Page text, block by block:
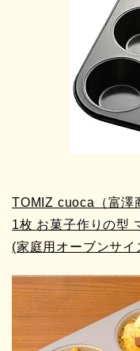
TOMIZ cuoca（富澤
1枚 お菓子作りの型
(家庭用オーブンサイ